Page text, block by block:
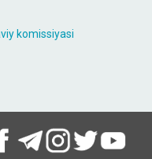
komissiyasi